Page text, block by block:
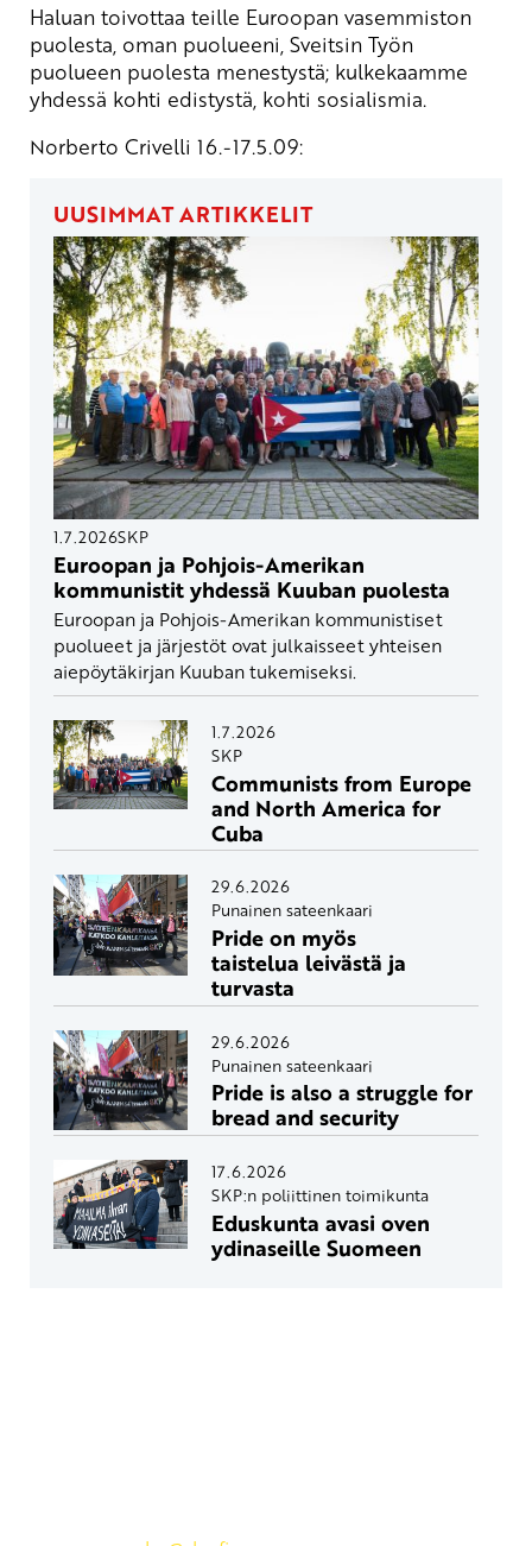
Haluan toivottaa teille Euroopan vasemmiston
puolesta, oman puolueeni, Sveitsin Työn
puolueen puolesta menestystä; kulkekaamme
yhdessä kohti edistystä, kohti sosialismia.
Norberto Crivelli 16.-17.5.09:
UUSIMMAT ARTIKKELIT
1.7.2026SKP
Euroopan ja Pohjois-Amerikan
kommunistit yhdessä Kuuban puolesta
Euroopan ja Pohjois-Amerikan kommunistiset
puolueet ja järjestöt ovat julkaisseet yhteisen
aiepöytäkirjan Kuuban tukemiseksi.
1.7.2026
SKP
Communists from Europe
and North America for
Cuba
29.6.2026
Punainen sateenkaari
Pride on myös
taistelua leivästä ja
turvasta
29.6.2026
Punainen sateenkaari
Pride is also a struggle for
bread and security
17.6.2026
SKP:n poliittinen toimikunta
Eduskunta avasi oven
ydinaseille Suomeen